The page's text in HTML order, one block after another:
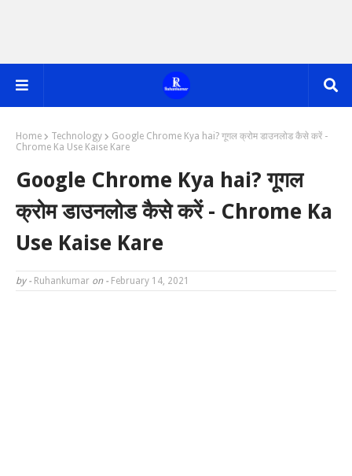
Home Technology
Google Chrome Kya hai? गूगल क्रोम डाउनलोड कैसे करें -
Chrome Ka Use Kaise Kare
Google Chrome Kya hai? गूगल
क्रोम डाउनलोड कैसे करें - Chrome Ka
Use Kaise Kare
by - Ruhankumar on - February 14, 2021